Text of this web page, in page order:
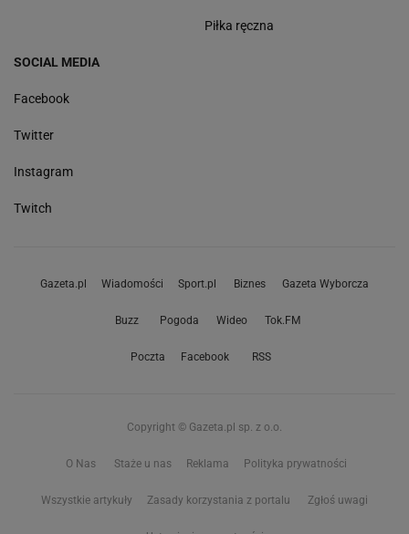
Piłka ręczna
SOCIAL MEDIA
Facebook
Twitter
Instagram
Twitch
Gazeta.pl Wiadomości Sport.pl Biznes Gazeta Wyborcza
Buzz Pogoda Wideo Tok.FM
Poczta Facebook RSS
Copyright © Gazeta.pl sp. z o.o.
O Nas Staże u nas Reklama Polityka prywatności
Wszystkie artykuły Zasady korzystania z portalu Zgłoś uwagi